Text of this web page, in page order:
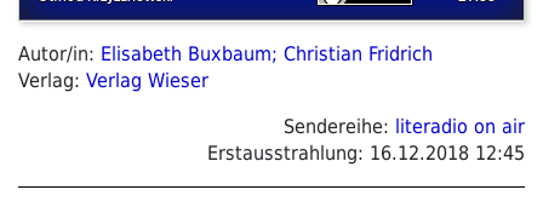
Autor/in: Elisabeth Buxbaum; Christian Fridrich
Verlag: Verlag Wieser
Sendereihe: literadio on air
Erstausstrahlung: 16.12.2018 12:45